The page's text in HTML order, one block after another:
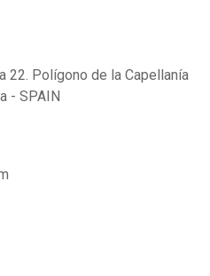
22. Polígono de la Capellanía
- SPAIN